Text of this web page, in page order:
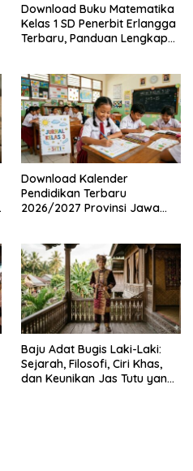
Download Buku Matematika
Kelas 1 SD Penerbit Erlangga
Terbaru, Panduan Lengkap
Legal
Download Kalender
Pendidikan Terbaru
2026/2027 Provinsi Jawa
Manfaatnya
Baju Adat Bugis Laki-Laki:
Sejarah, Filosofi, Ciri Khas,
dan Keunikan Jas Tutu yang